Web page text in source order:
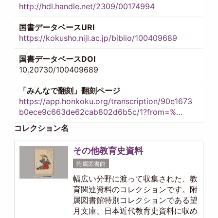
http://hdl.handle.net/2309/00174994
国書データベースURI
https://kokusho.nijl.ac.jp/biblio/100409689
国書データベースDOI
10.20730/100409689
「みんなで翻刻」翻刻ページ
https://app.honkoku.org/transcription/90e1673
b0ece9c663de62cab802d6b5c/1?from=%…
コレクション名
その他教育史資料
附属図書館
幅広い分野に渡って収集された、教
育関連資料のコレクションです。附
属図書館特別コレクションである望
月文庫、日本近代教育史資料に収め